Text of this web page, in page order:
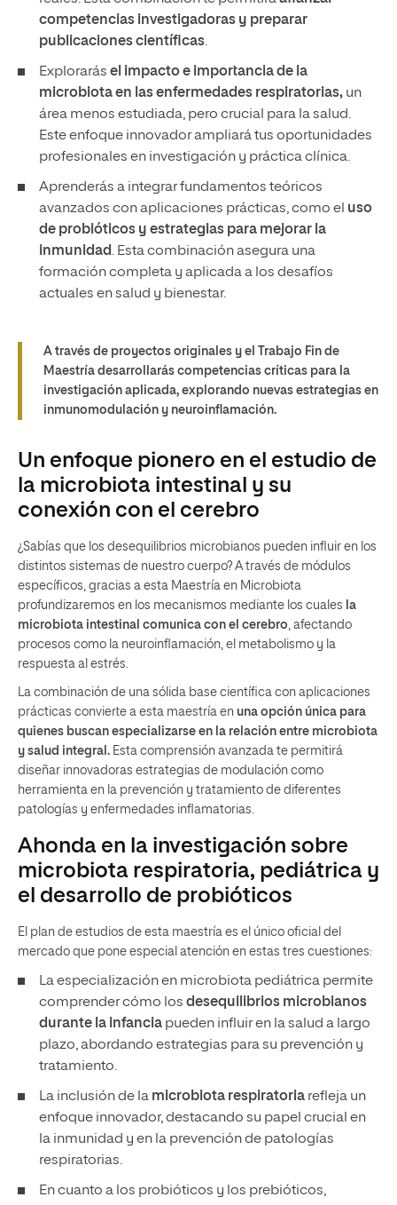
competencias investigadoras y preparar
publicaciones científicas.
Explorarás el impacto e importancia de la
microbiota en las enfermedades respiratorias, un
área menos estudiada, pero crucial para la salud.
Este enfoque innovador ampliará tus oportunidades
profesionales en investigación y práctica clínica.
Aprenderás a integrar fundamentos teóricos
avanzados con aplicaciones prácticas, como el uso
de probióticos y estrategias para mejorar la
inmunidad. Esta combinación asegura una
formación completa y aplicada a los desafíos
actuales en salud y bienestar.
A través de proyectos originales y el Trabajo Fin de
Maestría desarrollarás competencias críticas para la
investigación aplicada, explorando nuevas estrategias en
inmunomodulación y neuroinflamación.
Un enfoque pionero en el estudio de
la microbiota intestinal y su
conexión con el cerebro
¿Sabías que los desequilibrios microbianos pueden influir en los
distintos sistemas de nuestro cuerpo? A través de módulos
específicos, gracias a esta Maestría en Microbiota
profundizaremos en los mecanismos mediante los cuales la
microbiota intestinal comunica con el cerebro, afectando
procesos como la neuroinflamación, el metabolismo y la
respuesta al estrés.
La combinación de una sólida base científica con aplicaciones
prácticas convierte a esta maestría en una opción única para
quienes buscan especializarse en la relación entre microbiota
y salud integral. Esta comprensión avanzada te permitirá
diseñar innovadoras estrategias de modulación como
herramienta en la prevención y tratamiento de diferentes
patologías y enfermedades inflamatorias.
Ahonda en la investigación sobre
microbiota respiratoria, pediátrica y
el desarrollo de probióticos
El plan de estudios de esta maestría es el único oficial del
mercado que pone especial atención en estas tres cuestiones:
La especialización en microbiota pediátrica permite
comprender cómo los desequilibrios microbianos
durante la infancia pueden influir en la salud a largo
plazo, abordando estrategias para su prevención y
tratamiento.
La inclusión de la microbiota respiratoria refleja un
enfoque innovador, destacando su papel crucial en
la inmunidad y en la prevención de patologías
respiratorias.
En cuanto a los probióticos y los prebióticos,